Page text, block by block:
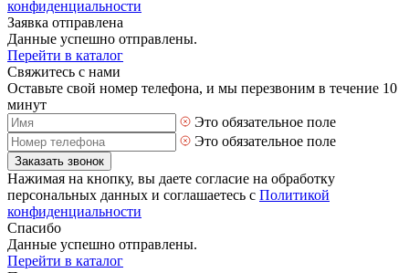
конфиденциальности
Заявка отправлена
Данные успешно отправлены.
Перейти в каталог
Свяжитесь с нами
Оставьте свой номер телефона, и мы перезвоним в течение 10
минут
Это обязательное поле
Это обязательное поле
Заказать звонок
Нажимая на кнопку, вы даете согласие на обработку
персональных данных и соглашаетесь с Политикой
конфиденциальности
Спасибо
Данные успешно отправлены.
Перейти в каталог